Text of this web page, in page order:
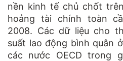
nền kinh tế chủ chốt
hoảng tài chính toàn
2008. Các dữ liệu cho
suất lao động bình quân
các nước OECD trong